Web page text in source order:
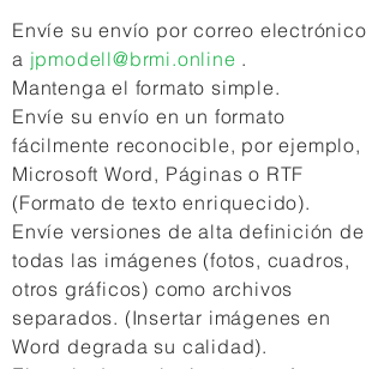
Envíe su envío por correo electrónico
a jpmodell@brmi.online .
Mantenga el formato simple.
Envíe su envío en un formato
fácilmente reconocible, por ejemplo,
Microsoft Word, Páginas o RTF
(Formato de texto enriquecido).
Envíe versiones de alta definición de
todas las imágenes (fotos, cuadros,
otros gráficos) como archivos
separados. (Insertar imágenes en
Word degrada su calidad).